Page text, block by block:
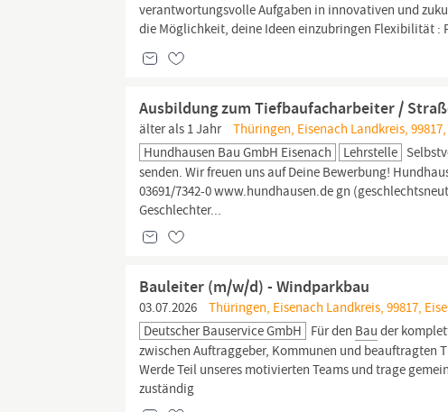
verantwortungsvolle Aufgaben in innovativen und
die Möglichkeit, deine Ideen einzubringen Flexibilität
Ausbildung zum Tiefbaufacharbeiter /
älter als 1 Jahr
Thüringen, Eisenach Landkreis,
Hundhausen Bau GmbH Eisenach
Lehrstelle
senden. Wir freuen uns auf Deine Bewerbung!
03691/7342-0 www.hundhausen.de gn
Geschlechter...
Bauleiter (m/w/d) - Windparkbau
03.07.2026
Thüringen, Eisenach Landkreis, 99817,
Deutscher Bauservice GmbH Für den Bau der
zwischen Auftraggeber, Kommunen und beauftragten
Werde Teil unseres motivierten Teams und trage
zuständig